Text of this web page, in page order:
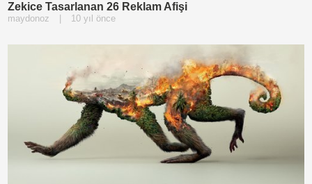
Zekice Tasarlanan 26 Reklam Afişi
maydonoz 10 yıl önce